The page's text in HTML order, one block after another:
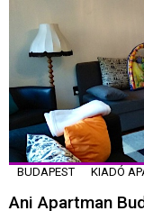
BUDAPEST KIADÓ
Ani Apartman